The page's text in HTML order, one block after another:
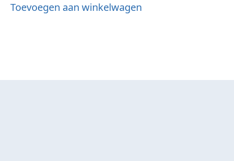
Toevoegen aan winkelwagen